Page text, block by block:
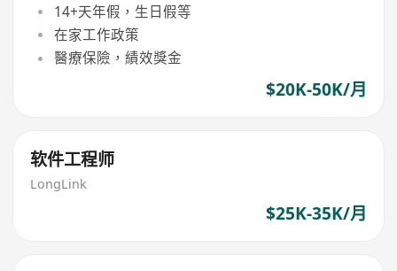
14+天年假，生日假等
在家工作政策
醫療保險，績效獎金
$20K-50K/月
软件工程师
LongLink
$25K-35K/月